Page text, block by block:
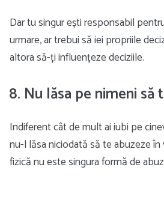
Dar tu singur ești responsabil
urmare, ar trebui să iei propriile
altora să-ți influențeze deciziile.
8. Nu lăsa pe nimeni să
Indiferent cât de mult ai iubi pe
nu-l lăsa niciodată să te abuzeze
fizică nu este singura formă de